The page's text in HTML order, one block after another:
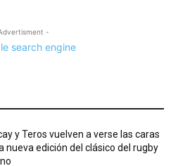
-
y Teros vuelven a verse las caras
nueva edición del clásico del rugby